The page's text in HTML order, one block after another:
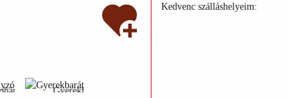
Gyerekbarát
Kedvenc szálláshelyeim: